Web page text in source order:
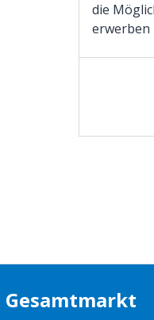
die
erwerben
Gesamtmarkt